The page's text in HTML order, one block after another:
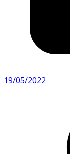
19/05/2022